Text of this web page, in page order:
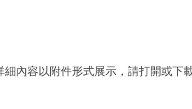
政策兌現
容以附件形式展示，請打開或下